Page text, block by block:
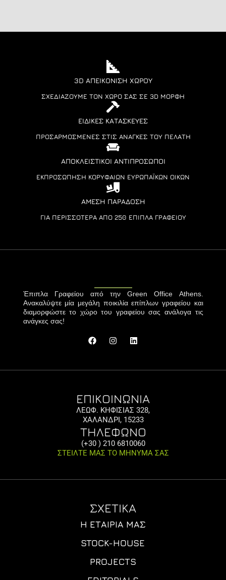
3D ΑΠΕΙΚΌΝΙΣΗ ΧΏΡΟΥ
ΣΧΕΔΙΆΖΟΥΜΕ ΤΟΝ ΧΏΡΟ ΣΑΣ ΣΕ 3D ΜΟΡΦΉ
ΕΙΔΙΚΈΣ ΚΑΤΑΣΚΕΥΈΣ
ΠΡΟΣΑΡΜΟΣΜΈΝΕΣ ΣΤΙΣ ΑΝΆΓΚΕΣ ΤΟΥ ΠΕΛΆΤΗ
ΑΠΟΚΛΕΙΣΤΙΚΟΊ ΑΝΤΙΠΡΌΣΩΠΟΙ
ΕΚΠΡΟΣΏΠΗΣΗ ΚΟΡΥΦΑΊΩΝ ΕΥΡΩΠΑΪΚΏΝ ΟΊΚΩΝ
ΆΜΕΣΗ ΠΑΡΆΔΟΣΗ
ΓΙΑ ΠΕΡΙΣΣΌΤΕΡΑ ΑΠΌ 250 ΈΠΙΠΛΑ ΓΡΑΦΕΊΟΥ
Έπιπλα Γραφείου από την Green Office Athens.
Ανακαλύψτε μία μεγάλη ποικιλία επίπλων γραφείου και
διαμορφώστε το χώρο του γραφείου σας ανάλογα τις
ανάγκες σας!
ΕΠΙΚΟΙΝΩΝΙΑ
ΛΕΩΦ. ΚΗΦΙΣΙΑΣ 328,
ΧΑΛΑΝΔΡΙ, 15233
ΤΗΛΕΦΩΝΟ
(+30 ) 210 6810060
ΣΤΕΙΛΤΕ ΜΑΣ ΤΟ ΜΗΝΥΜΑ ΣΑΣ
ΣΧΕΤΙΚΑ
Η ΕΤΑΙΡΊΑ ΜΑΣ
STOCK-HOUSE
PROJECTS